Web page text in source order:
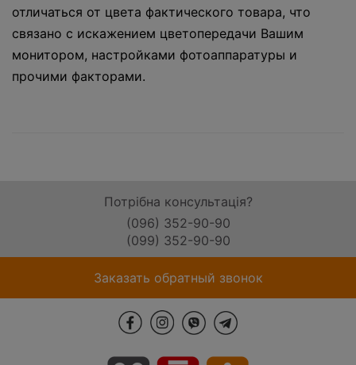
отличаться от цвета фактического товара, что
связано с искажением цветопередачи Вашим
монитором, настройками фотоаппаратуры и
прочими факторами.
Потрібна консультація?
(096) 352-90-90
(099) 352-90-90
Заказать обратный звонок